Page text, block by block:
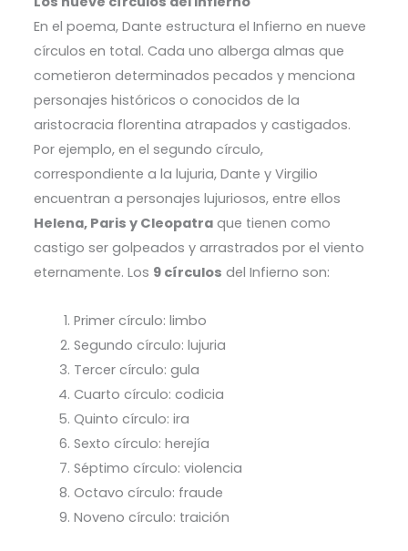
En el poema, Dante estructura el Infierno en nueve
círculos en total. Cada uno alberga almas que
cometieron determinados pecados y menciona
personajes históricos o conocidos de la
aristocracia florentina atrapados y castigados.
Por ejemplo, en el segundo círculo,
correspondiente a la lujuria, Dante y Virgilio
encuentran a personajes lujuriosos, entre ellos
Helena, Paris y Cleopatraque tienen como
castigo ser golpeados y arrastrados por el viento
eternamente. Los 9 círculos del Infierno son:
Primer círculo: limbo
Segundo círculo: lujuria
Tercer círculo: gula
Cuarto círculo: codicia
Quinto círculo: ira
Sexto círculo: herejía
Séptimo círculo: violencia
Octavo círculo: fraude
Noveno círculo: traición